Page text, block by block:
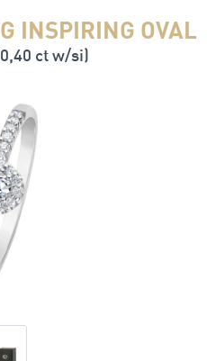
INSPIRING OVAL
ct w/si)